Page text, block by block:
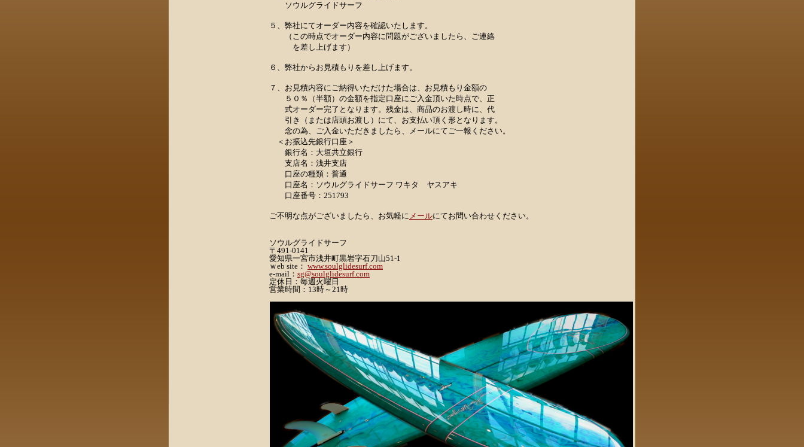
ソウルグライドサーフ
５、弊社にてオーダー内容を確認いたします。
（この時点でオーダー内容に問題がございましたら、ご連絡
を差し上げます）
６、弊社からお見積もりを差し上げます。
７、お見積内容にご納得いただけた場合は、お見積もり金額の
５０％（半額）の金額を指定口座にご入金頂いた時点で、正
式オーダー完了となります。残金は、商品のお渡し時に、代
引き（または店頭お渡し）にて、お支払い頂く形となります。
念の為、ご入金いただきましたら、メールにてご一報ください。
＜お振込先銀行口座＞
銀行名：大垣共立銀行
支店名：浅井支店
口座の種類：普通
口座名：ソウルグライドサーフ ワキタ ヤスアキ
口座番号：251793
ご不明な点がございましたら、お気軽に メールにてお問い合わせください。
ソウルグライドサーフ
〒491-0141
愛知県一宮市浅井町黒岩字石刀山51-1
ｗeb site： www.soulglidesurf.com
e-mail： sg@soulglidesurf.com
定休日：毎週火曜日
営業時間：13時～21時